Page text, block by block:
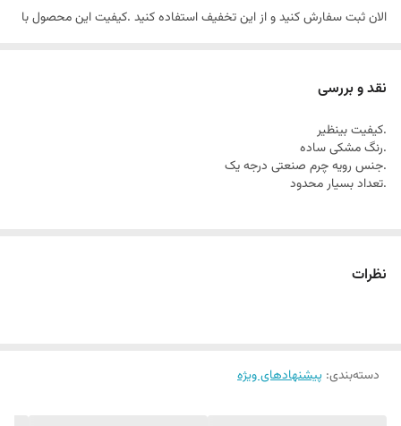
الان ثبت سفارش کنید و از این تخفیف استفاده کنید .کیفیت این محصول با
نقد و بررسی
.کیفیت بینظیر
.رنگ مشکی ساده
.جنس رویه چرم صنعتی درجه یک
.تعداد بسیار محدود
نظرات
دسته‌بندی: پیشنهادهای ویژه